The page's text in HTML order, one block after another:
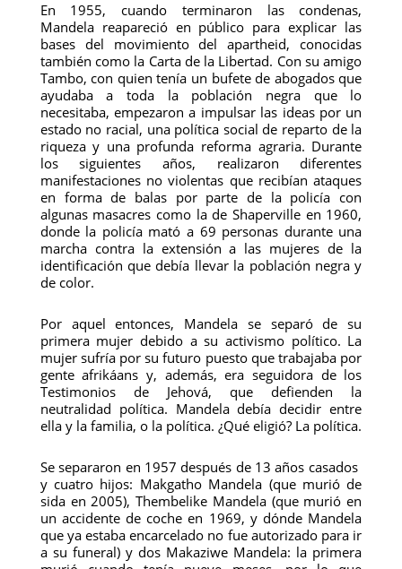
En 1955, cuando terminaron las condenas,
Mandela reapareció en público para explicar las
bases del movimiento del apartheid, conocidas
también como la Carta de la Libertad. Con su amigo
Tambo, con quien tenía un bufete de abogados que
ayudaba a toda la población negra que lo
necesitaba, empezaron a impulsar las ideas por un
estado no racial, una política social de reparto de la
riqueza y una profunda reforma agraria. Durante
los siguientes años, realizaron diferentes
manifestaciones no violentas que recibían ataques
en forma de balas por parte de la policía con
algunas masacres como la de Shaperville en 1960,
donde la policía mató a 69 personas durante una
marcha contra la extensión a las mujeres de la
identificación que debía llevar la población negra y
de color.
Por aquel entonces, Mandela se separó de su
primera mujer debido a su activismo político. La
mujer sufría por su futuro puesto que trabajaba por
gente afrikáans y, además, era seguidora de los
Testimonios de Jehová, que defienden la
neutralidad política. Mandela debía decidir entre
ella y la familia, o la política. ¿Qué eligió? La política.
Se separaron en 1957 después de 13 años casados ​​
y cuatro hijos: Makgatho Mandela (que murió de
sida en 2005), Thembelike Mandela (que murió en
un accidente de coche en 1969, y dónde Mandela
que ya estaba encarcelado no fue autorizado para ir
a su funeral) y dos Makaziwe Mandela: la primera